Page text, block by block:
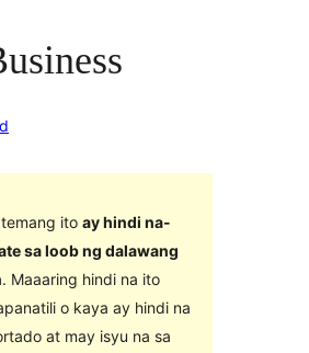
ito ay hindi na-
sa loob ng dalawang
. Maaaring hindi na ito
o kaya ay hindi na
at may isyu na sa